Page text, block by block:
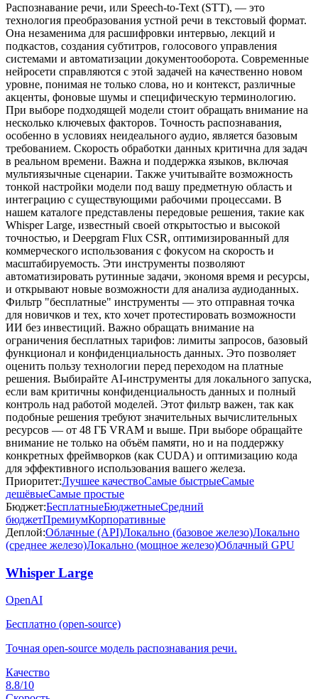
Распознавание речи, или Speech-to-Text (STT), — это
технология преобразования устной речи в текстовый формат.
Она незаменима для расшифровки интервью, лекций и
подкастов, создания субтитров, голосового управления
системами и автоматизации документооборота. Современные
нейросети справляются с этой задачей на качественно новом
уровне, понимая не только слова, но и контекст, различные
акценты, фоновые шумы и специфическую терминологию.
При выборе подходящей модели стоит обращать внимание на
несколько ключевых факторов. Точность распознавания,
особенно в условиях неидеального аудио, является базовым
требованием. Скорость обработки данных критична для задач
в реальном времени. Важна и поддержка языков, включая
мультиязычные сценарии. Также учитывайте возможность
тонкой настройки модели под вашу предметную область и
интеграцию с существующими рабочими процессами. В
нашем каталоге представлены передовые решения, такие как
Whisper Large, известный своей открытостью и высокой
точностью, и Deepgram Flux CSR, оптимизированный для
коммерческого использования с фокусом на скорость и
масштабируемость. Эти инструменты позволяют
автоматизировать рутинные задачи, экономя время и ресурсы,
и открывают новые возможности для анализа аудиоданных.
Фильтр "бесплатные" инструменты — это отправная точка
для новичков и тех, кто хочет протестировать возможности
ИИ без инвестиций. Важно обращать внимание на
ограничения бесплатных тарифов: лимиты запросов, базовый
функционал и конфиденциальность данных. Это позволяет
оценить пользу технологии перед переходом на платные
решения. Выбирайте AI-инструменты для локального запуска,
если вам критичны конфиденциальность данных и полный
контроль над работой моделей. Этот фильтр важен, так как
подобные решения требуют значительных вычислительных
ресурсов — от 48 ГБ VRAM и выше. При выборе обращайте
внимание не только на объём памяти, но и на поддержку
конкретных фреймворков (как CUDA) и оптимизацию кода
для эффективного использования вашего железа.
Приоритет:Лучшее качествоСамые быстрыеСамые
дешёвыеСамые простые
Бюджет:БесплатныеБюджетныеСредний
бюджетПремиумКорпоративные
Деплой:Облачные (API)Локально (базовое железо)Локально
(среднее железо)Локально (мощное железо)Облачный GPU
Whisper Large
OpenAI
Бесплатно (open-source)
Точная open-source модель распознавания речи.
Качество
8.8/10